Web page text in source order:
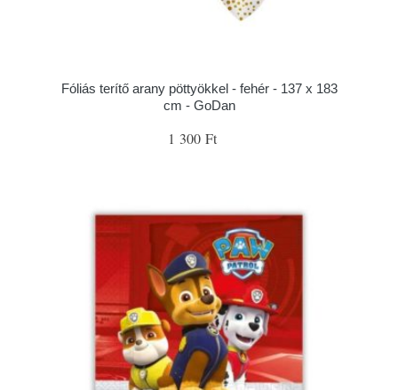
Fóliás terítő arany pöttyökkel - fehér - 137 x 183
cm - GoDan
1 300 Ft